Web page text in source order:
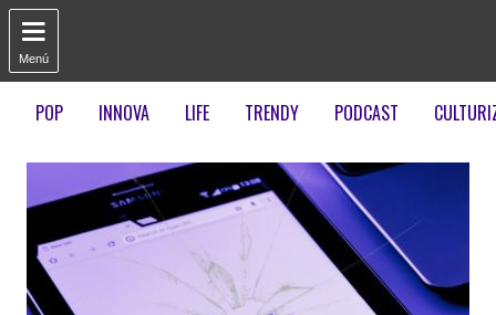

Menú
POP INNOVA LIFE TRENDY PODCAST